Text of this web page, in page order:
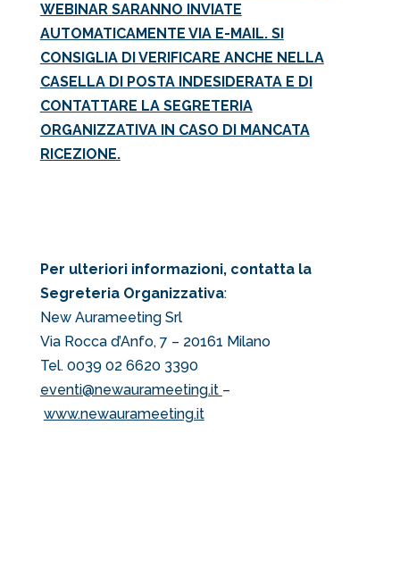
WEBINAR SARANNO INVIATE
AUTOMATICAMENTE VIA E-MAIL. SI
CONSIGLIA DI VERIFICARE ANCHE NELLA
CASELLA DI POSTA INDESIDERATA E DI
CONTATTARE LA SEGRETERIA
ORGANIZZATIVA IN CASO DI MANCATA
RICEZIONE.
Per ulteriori informazioni, contatta la
Segreteria Organizzativa:
New Aurameeting Srl
Via Rocca d’Anfo, 7 – 20161 Milano
Tel. 0039 02 6620 3390
eventi@newaurameeting.it –
www.newaurameeting.it